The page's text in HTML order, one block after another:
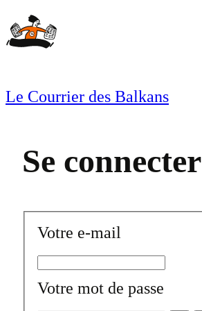
Aller
au
Le Courrier des Balkans
Se connecter
Votre e-mail
Votre mot de passe